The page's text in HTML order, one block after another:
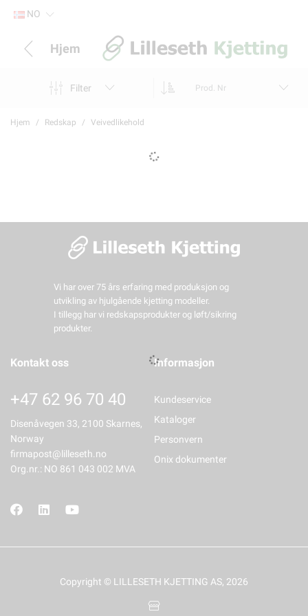
NO
Hjem
Filter Prod. Nr
Hjem Redskap Veivedlikehold
Vi har over 75 års erfaring med produksjon og
utvikling av hjulgående kjetting modeller.
I tillegg har vi redskapsprodukter og løft/sikring
produkter.
Kontakt oss
+47 62 96 70 40
Disenåvegen 33, 2100 Skarnes,
Norway
firmapost@lilleseth.no
Org.nr.: NO 861 043 002 MVA
Informasjon
Kundeservice
Kataloger
Personvern
Onix dokumenter
Copyright © LILLESETH KJETTING AS, 2026